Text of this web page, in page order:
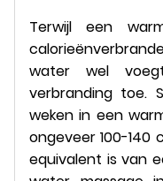
Terwijl een
water wel
verbranding toe.
weken in een
ongeveer 100-140
equivalent is van